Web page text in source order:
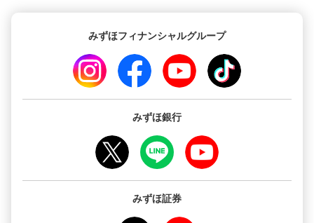
みずほフィナンシャルグループ
みずほ銀行
みずほ証券